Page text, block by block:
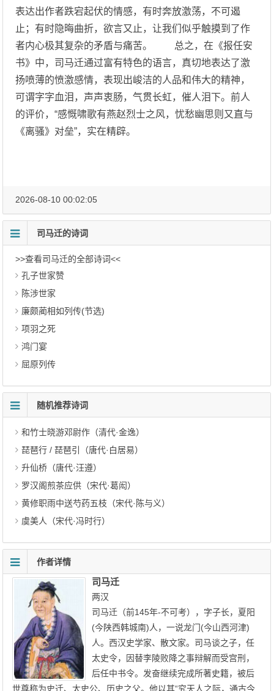
表达出作者跌宕起伏的情感，有时奔放激荡，不可遏
止；有时隐晦曲折，欲言又止，让我们似乎触摸到了作
者内心极其复杂的矛盾与痛苦。 总之，在《报任安
书》中，司马迁通过富有特色的语言，真切地表达了激
扬喷薄的愤激感情，表现出峻洁的人品和伟大的精神，
可谓字字血泪，声声衷肠，气贯长虹，催人泪下。前人
的评价，“感慨啸歌有燕赵烈士之风，忧愁幽思则又直与
《离骚》对垒”，实在精辟。
2026-08-10 00:02:05
司马迁的诗词
>>查看司马迁的全部诗词<<
孔子世家赞
陈涉世家
廉颇蔺相如列传(节选)
项羽之死
鸿门宴
屈原列传
随机推荐诗词
和竹士晓游邓尉作（清代·金逸）
琵琶行 / 琵琶引（唐代·白居易）
升仙桥（唐代·汪遵）
罗汉阁煎茶应供（宋代·葛闳）
黄修职雨中送芍药五枝（宋代·陈与义）
虞美人（宋代·冯时行）
作者详情
司马迁
两汉
司马迁（前145年-不可考），字子长，夏阳
(今陕西韩城南)人，一说龙门(今山西河津)
人。西汉史学家、散文家。司马谈之子，任
太史令，因替李陵败降之事辩解而受宫刑，
后任中书令。发奋继续完成所著史籍，被后
世尊称为史迁、太史公、历史之父。他以其“究天人之际，通古今